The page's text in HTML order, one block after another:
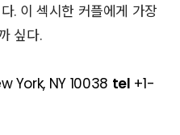
. 이 섹시한 커플에게 가장
싶다.
York, NY 10038 tel +1-